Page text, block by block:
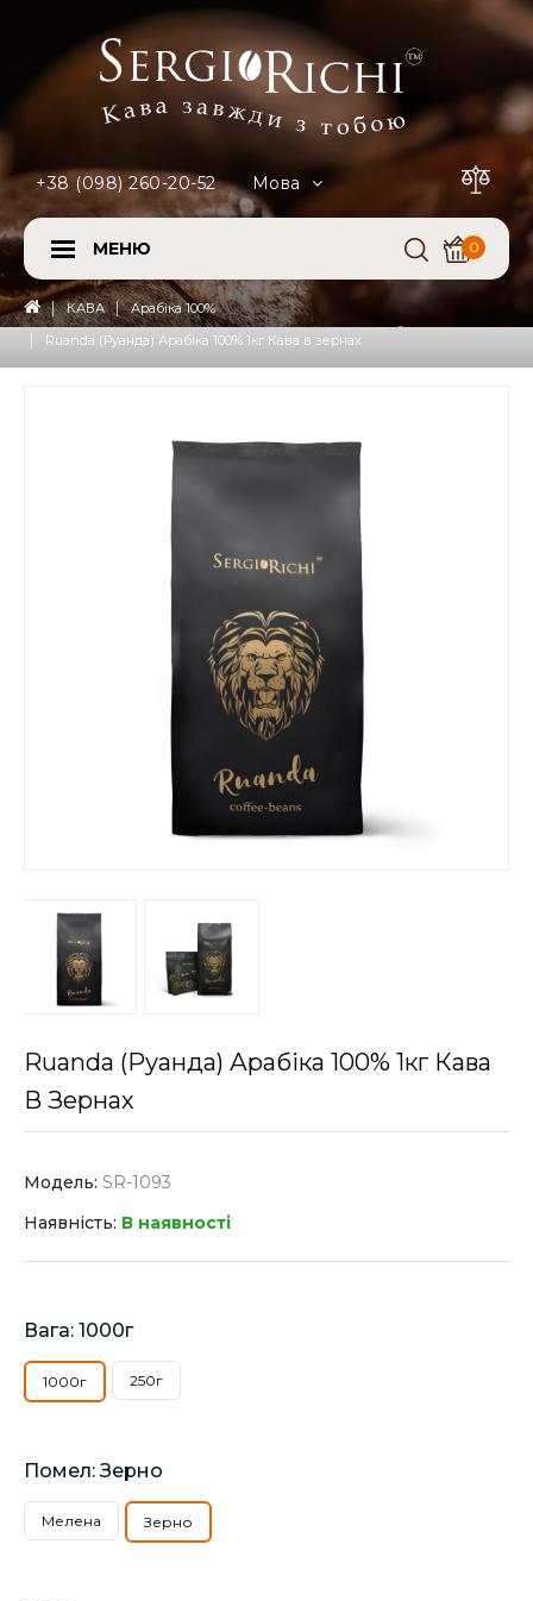
+38 (098) 260-20-52 Мова
0
МЕНЮ
КАВА
Арабіка 100%
Ruanda (Руанда) Арабіка 100% 1кг Кава в зернах
Ruanda (Руанда) Арабіка 100% 1кг Кава
В Зернах
Модель: SR-1093
Наявність: В наявності
Вага: 1000г
1000г 250г
Помел: Зерно
Мелена Зерно